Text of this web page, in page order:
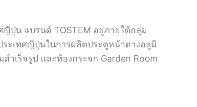
ปุ่น แบรนด์ TOSTEM อยู่ภายใต้กลุ่ม
ะเทศญี่ปุ่นในการผลิตประตูหน้าต่างอลูมิ
ำเร็จรูป และห้องกระจก Garden Room